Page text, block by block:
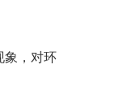
象，对环